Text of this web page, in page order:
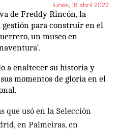
lunes, 18 abril 2022
de Freddy Rincón, la
para construir en el
un museo en
a enaltecer su historia y
momentos de gloria en el
que usó en la Selección
en Palmeiras, en